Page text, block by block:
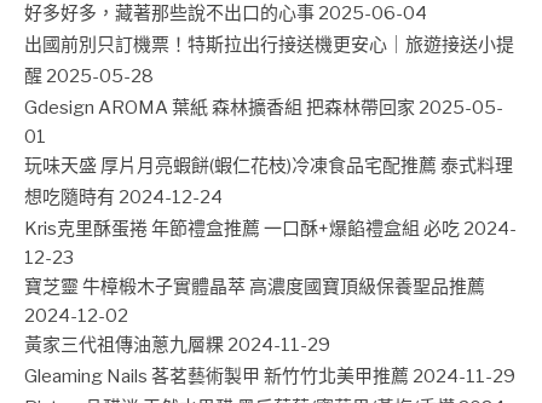
好多好多，藏著那些說不出口的心事 2025-06-04
出國前別只訂機票！特斯拉出行接送機更安心｜旅遊接送小提
醒 2025-05-28
Gdesign AROMA 葉紙 森林擴香組 把森林帶回家 2025-05-
01
玩味天盛 厚片月亮蝦餅(蝦仁花枝)冷凍食品宅配推薦 泰式料理
想吃隨時有 2024-12-24
Kris克里酥蛋捲 年節禮盒推薦 一口酥+爆餡禮盒組 必吃 2024-
12-23
寶芝靈 牛樟椴木子實體晶萃 高濃度國寶頂級保養聖品推薦
2024-12-02
黃家三代祖傳油蔥九層粿 2024-11-29
Gleaming Nails 茖茗藝術製甲 新竹竹北美甲推薦 2024-11-29